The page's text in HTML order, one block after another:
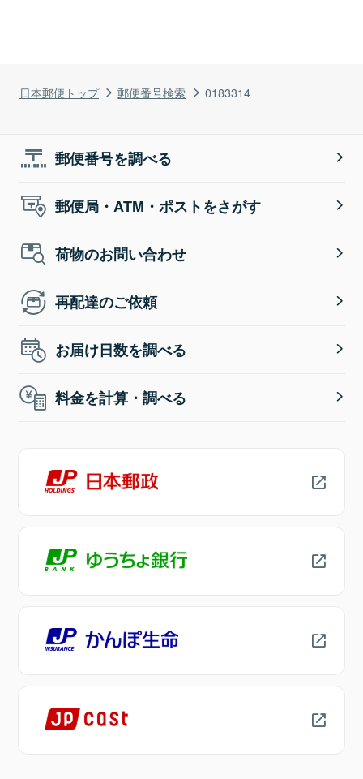
日本郵便トップ 郵便番号検索 0183314
郵便番号を調べる
郵便局・ATM・ポストをさがす
荷物のお問い合わせ
再配達のご依頼
お届け日数を調べる
料金を計算・調べる